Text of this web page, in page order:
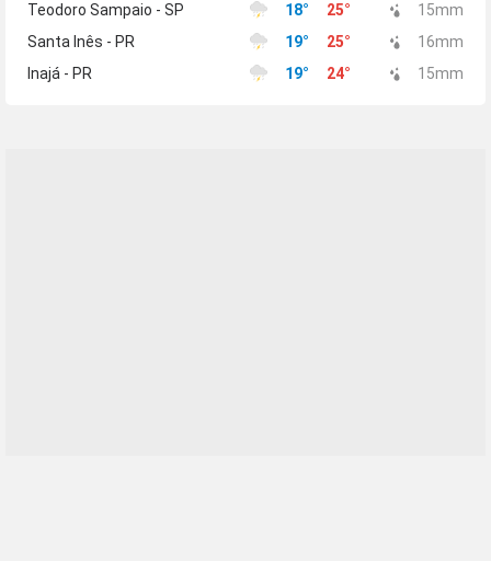
Teodoro Sampaio - SP
18° 25° 15mm
Santa Inês - PR
19° 25° 16mm
Inajá - PR
19° 24° 15mm